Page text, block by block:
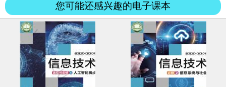
您可能还感兴趣的电子课本